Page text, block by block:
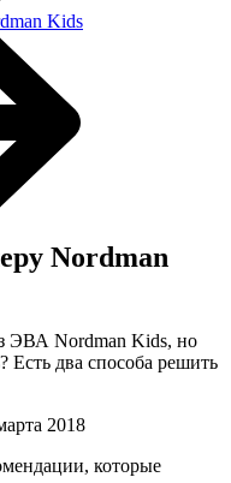
Kids
Nordman
ЭВА Nordman Kids, но
Есть два способа решить
2018
которые